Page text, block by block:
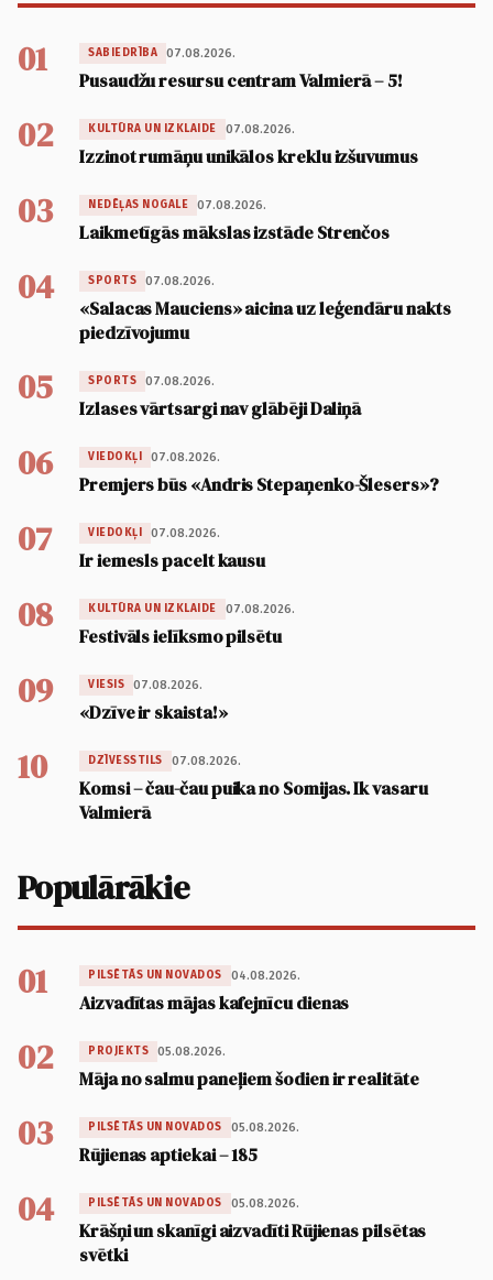
01 SABIEDRĪBA 07.08.2026.
Pusaudžu resursu centram Valmierā – 5!
02 KULTŪRA UN IZKLAIDE 07.08.2026.
Izzinot rumāņu unikālos kreklu izšuvumus
03 NEDĒĻAS NOGALE 07.08.2026.
Laikmetīgās mākslas izstāde Strenčos
04 SPORTS 07.08.2026.
«Salacas Mauciens» aicina uz leģendāru nakts
piedzīvojumu
05 SPORTS 07.08.2026.
Izlases vārtsargi nav glābēji Daliņā
06 VIEDOKĻI 07.08.2026.
Premjers būs «Andris Stepaņenko-Šlesers»?
07 VIEDOKĻI 07.08.2026.
Ir iemesls pacelt kausu
08 KULTŪRA UN IZKLAIDE 07.08.2026.
Festivāls ielīksmo pilsētu
09 VIESIS 07.08.2026.
«Dzīve ir skaista!»
10 DZĪVESSTILS 07.08.2026.
Komsi – čau-čau puika no Somijas. Ik vasaru
Valmierā
Populārākie
01 PILSĒTĀS UN NOVADOS 04.08.2026.
Aizvadītas mājas kafejnīcu dienas
02 PROJEKTS 05.08.2026.
Māja no salmu paneļiem šodien ir realitāte
03 PILSĒTĀS UN NOVADOS 05.08.2026.
Rūjienas aptiekai – 185
04 PILSĒTĀS UN NOVADOS 05.08.2026.
Krāšņi un skanīgi aizvadīti Rūjienas pilsētas
svētki